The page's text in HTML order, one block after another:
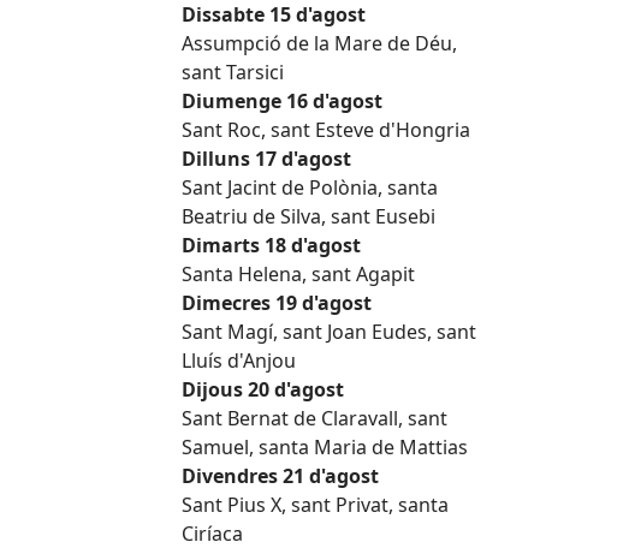
Dissabte 15 d'agost
Assumpció de la Mare de Déu,
sant Tarsici
Diumenge 16 d'agost
Sant Roc, sant Esteve d'Hongria
Dilluns 17 d'agost
Sant Jacint de Polònia, santa
Beatriu de Silva, sant Eusebi
Dimarts 18 d'agost
Santa Helena, sant Agapit
Dimecres 19 d'agost
Sant Magí, sant Joan Eudes, sant
Lluís d'Anjou
Dijous 20 d'agost
Sant Bernat de Claravall, sant
Samuel, santa Maria de Mattias
Divendres 21 d'agost
Sant Pius X, sant Privat, santa
Ciríaca